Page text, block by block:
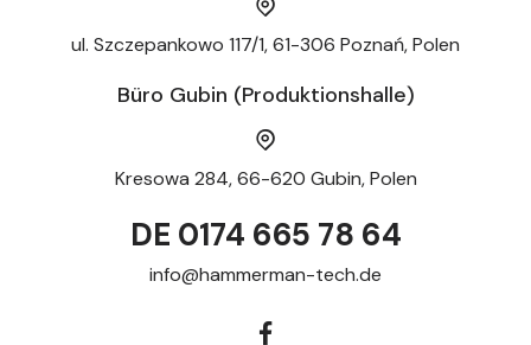
ul. Szczepankowo 117/1, 61-306 Poznań, Polen
Büro Gubin (Produktionshalle)
Kresowa 284, 66-620 Gubin, Polen
DE 0174 665 78 64
info@hammerman-tech.de